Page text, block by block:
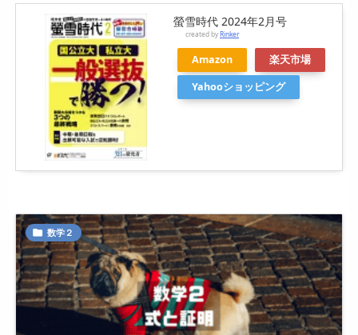
螢雪時代 2024年2月号
created by Rinker
Amazon
楽天市場
Yahooショッピング
 数学２